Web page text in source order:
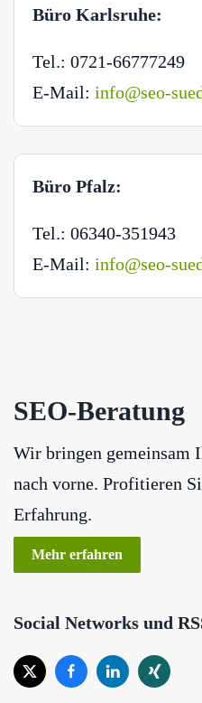
Büro Karlsruhe:
Tel.: 0721-66777249
E-Mail: info@seo-
Büro Pfalz:
Tel.: 06340-351943
E-Mail: info@seo-
SEO-Beratung
Wir bringen gemeinsam
nach vorne. Profitieren
Erfahrung.
Mehr erfahren
Social Networks und